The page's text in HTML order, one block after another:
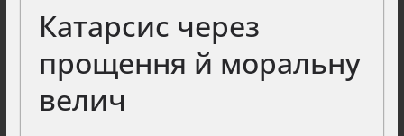
Катарсис через
прощення й моральну
велич